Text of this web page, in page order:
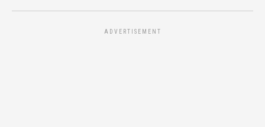
ADVERTISEMENT